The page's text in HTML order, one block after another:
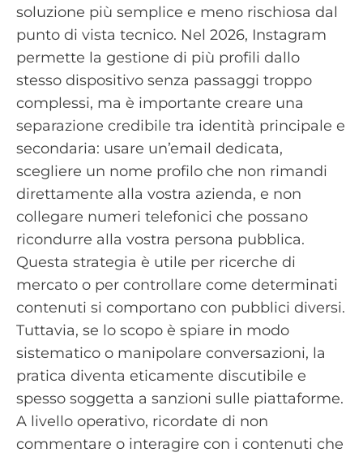
soluzione più semplice e meno rischiosa dal
punto di vista tecnico. Nel 2026, Instagram
permette la gestione di più profili dallo
stesso dispositivo senza passaggi troppo
complessi, ma è importante creare una
separazione credibile tra identità principale e
secondaria: usare un’email dedicata,
scegliere un nome profilo che non rimandi
direttamente alla vostra azienda, e non
collegare numeri telefonici che possano
ricondurre alla vostra persona pubblica.
Questa strategia è utile per ricerche di
mercato o per controllare come determinati
contenuti si comportano con pubblici diversi.
Tuttavia, se lo scopo è spiare in modo
sistematico o manipolare conversazioni, la
pratica diventa eticamente discutibile e
spesso soggetta a sanzioni sulle piattaforme.
A livello operativo, ricordate di non
commentare o interagire con i contenuti che